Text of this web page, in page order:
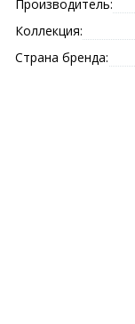
Производитель:
Коллекция:
Страна бренда: